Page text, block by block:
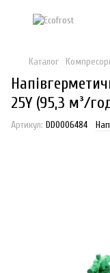
Каталог
25Y (95,3 м³/
Артикул: DD0006484